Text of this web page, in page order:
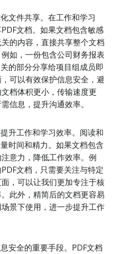
文件共享。在工作和学习
文档。如果文档包含敏感
的内容，直接共享整个文档
如，一份包含公司财务报表
的部分分享给项目组成员即
可以有效保护信息安全，避
档体积更小，传输速度更
信息，提升沟通效率。
升工作和学习效率。阅读和
时间和精力。如果文档包含
意力，降低工作效率。例
文档，只需要关注与特定
，可以让我们更加专注于核
此外，精简后的文档更容易
景下使用，进一步提升工作
安全的重要手段。PDF文档